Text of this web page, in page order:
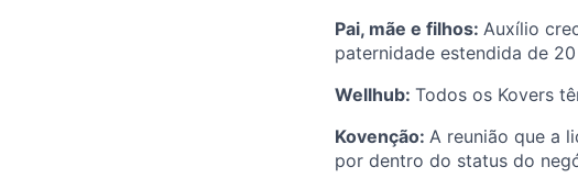
Pai, mãe e filhos: Auxílio
paternidade estendida de
Wellhub: Todos os Kovers
Kovenção: A reunião que a
por dentro do status do